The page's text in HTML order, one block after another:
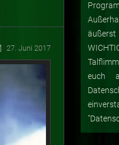
27. Juni 2017
euch